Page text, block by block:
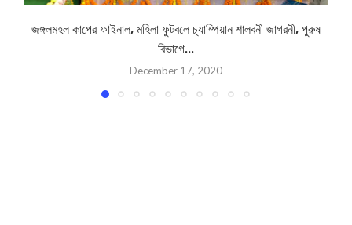
জঙ্গলমহল কাপের ফাইনাল, মহিলা ফুটবলে চ্যাম্পিয়ান শালবনী জাগরনী, পুরুষ
বিভাগে...
December 17, 2020